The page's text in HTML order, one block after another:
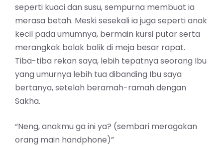
seperti kuaci dan susu, sempurna membuat ia
merasa betah. Meski sesekali ia juga seperti anak
kecil pada umumnya, bermain kursi putar serta
merangkak bolak balik di meja besar rapat.
Tiba-tiba rekan saya, lebih tepatnya seorang Ibu
yang umurnya lebih tua dibanding Ibu saya
bertanya, setelah beramah-ramah dengan
Sakha.
“Neng, anakmu ga ini ya? (sembari meragakan
orang main handphone)”